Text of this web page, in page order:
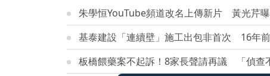
朱學恒YouTube頻道改名上傳新片 黃光芹
基泰建設「連續壁」施工出包非首次 16年
板橋餵藥案不起訴！8家長聲請再議 「偵查